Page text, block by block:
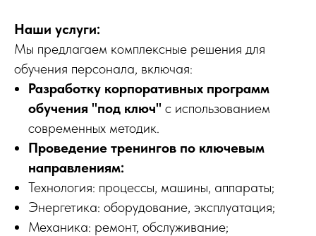
Наши услуги:
Мы предлагаем комплексные решения для
обучения персонала, включая:
Разработку корпоративных программ
обучения "под ключ" с использованием
современных методик.
Проведение тренингов по ключевым
направлениям:
Технология: процессы, машины, аппараты;
Энергетика: оборудование, эксплуатация;
Механика: ремонт, обслуживание;